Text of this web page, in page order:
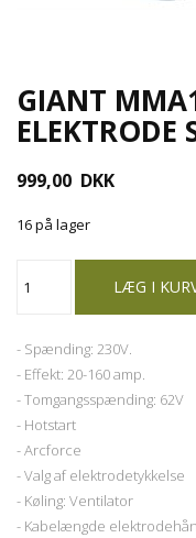
GIANT
ELEKTRODE
999,00 DKK
16 på lager
- Spænding: 230V.
- Effekt: 20-160 amp.
- Tomgangsspænding: 62V
- Hotstart
- Arcforce
- Valg af elektrodetykkelse
- Køling: Ventilator
- Kabelængde